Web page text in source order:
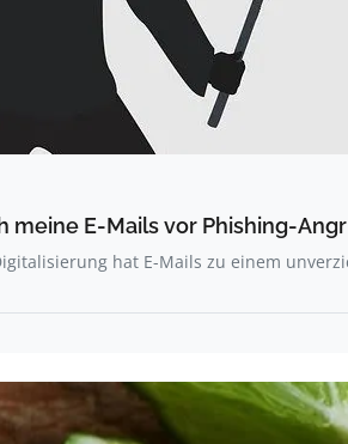
meine E-Mails vor Phishing-
hat E-Mails zu einem